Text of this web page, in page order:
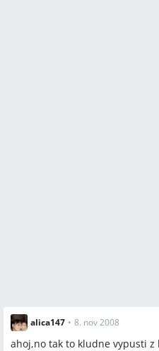
alica147 • 8. nov 2008
ahoj,no tak to kludne vypusti